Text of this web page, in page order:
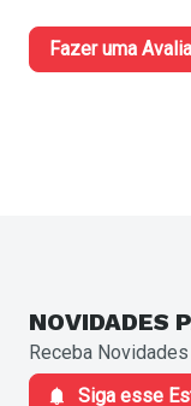
Fazer uma
NOVIDADES
Receba
Siga esse